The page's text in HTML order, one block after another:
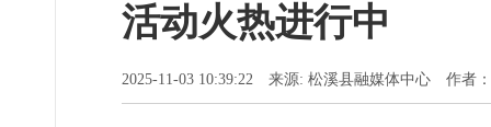
活动火热进行中
2025-11-03 10:39:22 来源: 松溪县融媒体中心 作者